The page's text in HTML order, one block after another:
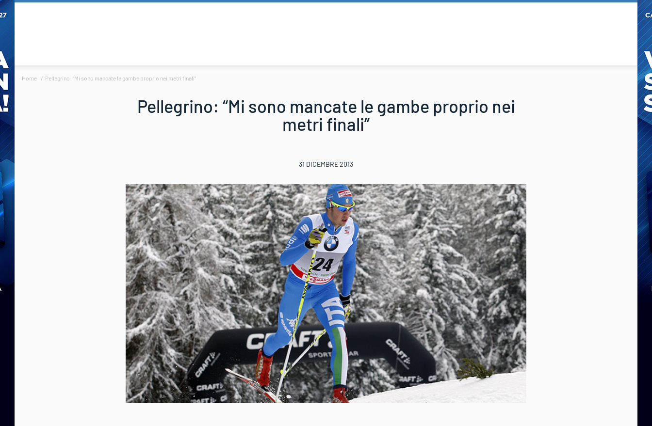
Home Pellegrino: “Mi sono mancate le gambe proprio nei metri finali”
Pellegrino: “Mi sono mancate le gambe proprio nei
metri finali”
31 DICEMBRE 2013